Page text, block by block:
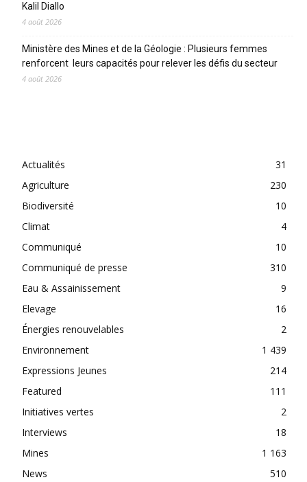
Kalil Diallo
4 août 2026
Ministère des Mines et de la Géologie : Plusieurs femmes
renforcent leurs capacités pour relever les défis du secteur
4 août 2026
Actualités
31
Agriculture
230
Biodiversité
10
Climat
4
Communiqué
10
Communiqué de presse
310
Eau & Assainissement
9
Elevage
16
Énergies renouvelables
2
Environnement
1 439
Expressions Jeunes
214
Featured
111
Initiatives vertes
2
Interviews
18
Mines
1 163
News
510